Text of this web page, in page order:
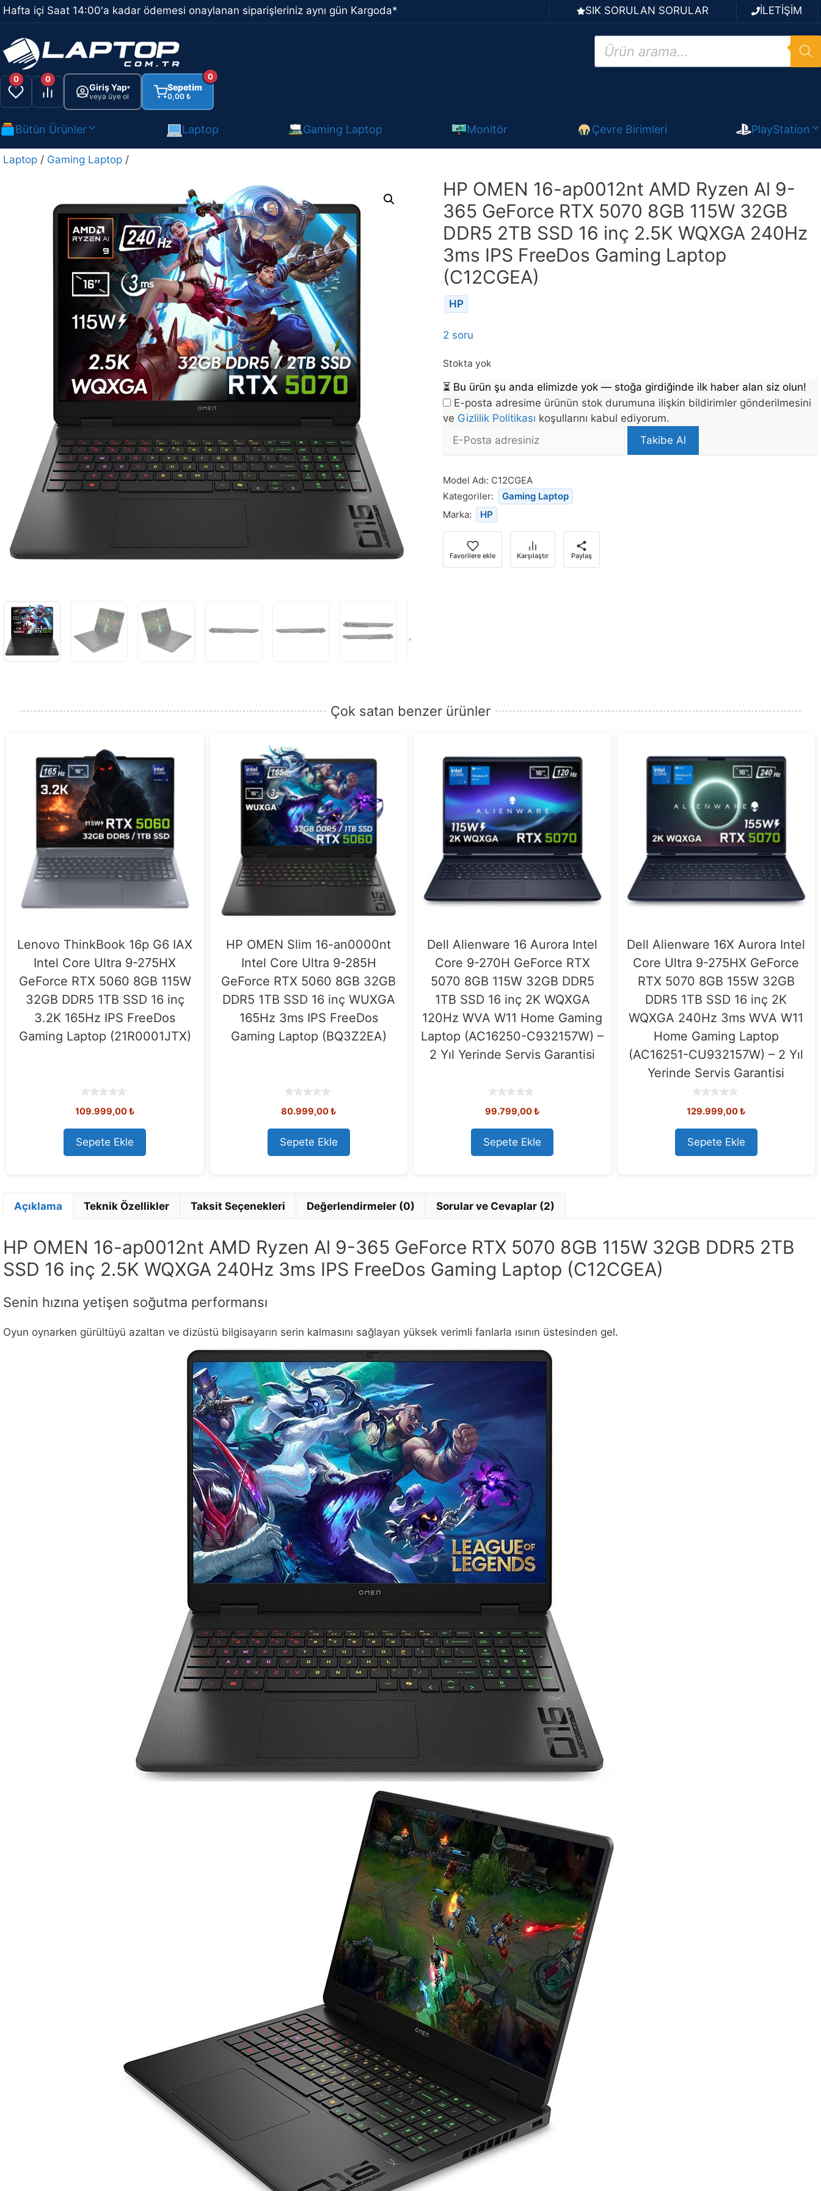
İçeriğe
atla
Hafta içi Saat 14:00'a kadar ödemesi onaylanan siparişleriniz aynı gün Kargoda* SIK SORULAN SORULAR İLETİŞİM
Products
search
0 0
Giriş Yap▾
veya üye ol
Sepetim
0,00 ₺
0
Bütün Ürünler Laptop Gaming Laptop Monitör Çevre Birimleri PlayStation
Laptop / Gaming Laptop /
HP OMEN 16-ap0012nt AMD Ryzen Al 9-
365 GeForce RTX 5070 8GB 115W 32GB
DDR5 2TB SSD 16 inç 2.5K WQXGA 240Hz
3ms IPS FreeDos Gaming Laptop
(C12CGEA)
HP
2 soru
Stokta yok
⏳ Bu ürün şu anda elimizde yok — stoğa girdiğinde ilk haber alan siz olun!
E-posta adresime ürünün stok durumuna ilişkin bildirimler gönderilmesini
ve Gizlilik Politikası koşullarını kabul ediyorum.
E-
Takibe Al
ürün
stoğa
döndüğünde
bildirim
almak
için
e-
Model Adı: C12CGEA
Kategoriler:
Gaming Laptop
Marka:
HP
Favorilere ekle Karşılaştır Paylaş
Çok satan benzer ürünler
Lenovo ThinkBook 16p G6 IAX
Intel Core Ultra 9-275HX
GeForce RTX 5060 8GB 115W
32GB DDR5 1TB SSD 16 inç
3.2K 165Hz IPS FreeDos
Gaming Laptop (21R0001JTX)
o
t
o
f
5
109.999,00₺
Sepete Ekle
HP OMEN Slim 16-an0000nt
Intel Core Ultra 9-285H
GeForce RTX 5060 8GB 32GB
DDR5 1TB SSD 16 inç WUXGA
165Hz 3ms IPS FreeDos
Gaming Laptop (BQ3Z2EA)
o
t
o
f
5
80.999,00₺
Sepete Ekle
Dell Alienware 16 Aurora Intel
Core 9-270H GeForce RTX
5070 8GB 115W 32GB DDR5
1TB SSD 16 inç 2K WQXGA
120Hz WVA W11 Home Gaming
Laptop (AC16250-C932157W) –
2 Yıl Yerinde Servis Garantisi
o
t
o
f
5
99.799,00₺
Sepete Ekle
Dell Alienware 16X Aurora Intel
Core Ultra 9-275HX GeForce
RTX 5070 8GB 155W 32GB
DDR5 1TB SSD 16 inç 2K
WQXGA 240Hz 3ms WVA W11
Home Gaming Laptop
(AC16251-CU932157W) – 2 Yıl
Yerinde Servis Garantisi
o
t
o
f
5
129.999,00₺
Sepete Ekle
Açıklama Teknik Özellikler Taksit Seçenekleri Değerlendirmeler (0) Sorular ve Cevaplar (2)
HP OMEN 16-ap0012nt AMD Ryzen Al 9-365 GeForce RTX 5070 8GB 115W 32GB DDR5 2TB
SSD 16 inç 2.5K WQXGA 240Hz 3ms IPS FreeDos Gaming Laptop (C12CGEA)
Senin hızına yetişen soğutma performansı
Oyun oynarken gürültüyü azaltan ve dizüstü bilgisayarın serin kalmasını sağlayan yüksek verimli fanlarla ısının üstesinden gel.